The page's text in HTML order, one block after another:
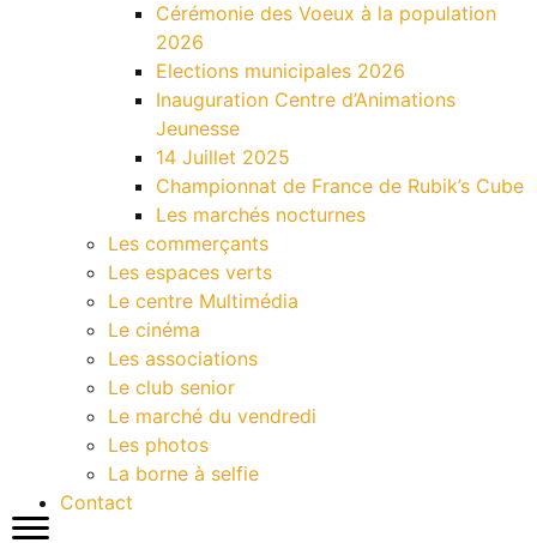
Cérémonie des Voeux à la population
2026
Elections municipales 2026
Inauguration Centre d’Animations
Jeunesse
14 Juillet 2025
Championnat de France de Rubik’s Cube
Les marchés nocturnes
Les commerçants
Les espaces verts
Le centre Multimédia
Le cinéma
Les associations
Le club senior
Le marché du vendredi
Les photos
La borne à selfie
Contact